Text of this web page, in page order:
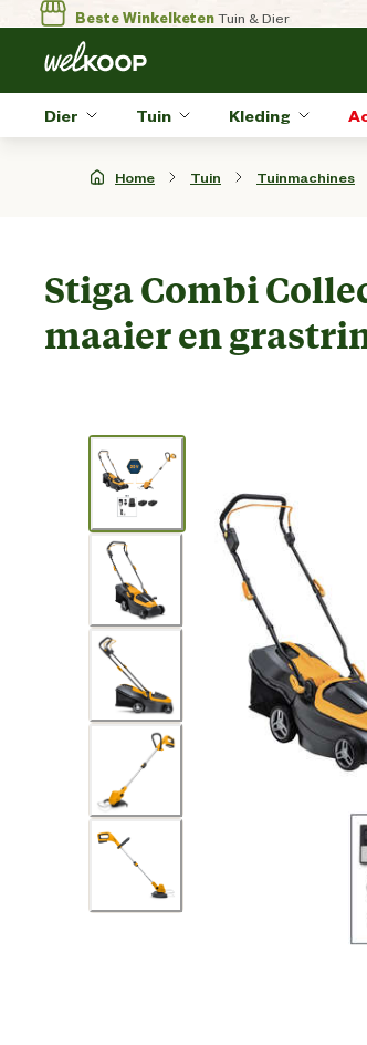
Beste WinkelketenTuin & Dier
Dier Tuin Kleding
Home Tuin Tuinmachines
Stiga Combi
maaier en